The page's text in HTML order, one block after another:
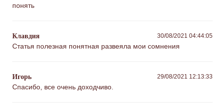
понять
Клавдия 30/08/2021 04:44:05
Статья полезная понятная развеяла мои сомнения
Игорь 29/08/2021 12:13:33
Спасибо, все очень доходчиво.